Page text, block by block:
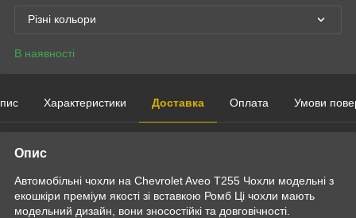
Різні кольори
В наявності
Характеристики Доставка Оплата Умови
Опис
Автомобільні чохли на Chevrolet Aveo Т255 Чохли модельні з
екошкіри преміум якості зі вставкою Ромб Ці чохли мають
модельний дизайн, вони зносостійкі та довговічності.